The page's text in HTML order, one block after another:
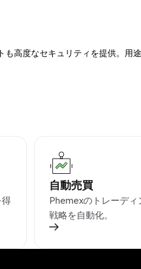
高度なセキュリティを提供。用途
自動売買
Phemexのトレーデ
戦略を自動化。